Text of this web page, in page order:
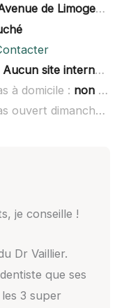
de Limoges, 79000 Niort
Aucun site internet connu
à domicile : non renseigné
Vaillier Thomas ouvert dimanche :
je conseille !
Dr Vaillier.
que ses
3 super